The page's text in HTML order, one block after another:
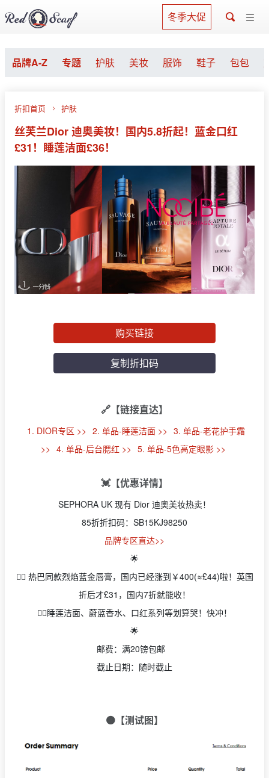
冬季大促
品牌A-Z 专题 护肤 美妆 服饰 鞋子 包包
折扣首页 护肤
丝芙兰Dior 迪奥美妆！国内5.8折起！蓝金口红
£31！睡莲洁面£36！
购买链接
复制折扣码
🔗【链接直达】
1. DIOR专区 >> 2. 单品-睡莲洁面 >> 3. 单品-老花护手霜
>> 4. 单品-后台腮红 >> 5. 单品-5色高定眼影 >>
💓【优惠详情】
SEPHORA UK 现有 Dior 迪奥美妆热卖！
85折折扣码：SB15KJ98250
品牌专区直达>>
🌟
👉🏻 热巴同款烈焰蓝金唇膏，国内已经涨到￥400(≈£44)啦！英国
折后才£31，国内7折就能收！
👉🏻睡莲洁面、蔚蓝香水、口红系列等划算哭！快冲！
🌟
邮费：满20镑包邮
截止日期：随时截止
🟠【测试图】